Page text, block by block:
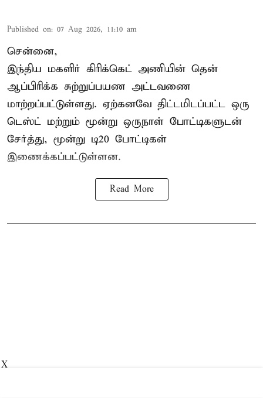
Published on: 07 Aug 2026, 11:10 am
சென்னை,
இந்திய மகளிர் கிரிக்கெட் அணியின் தென்
ஆப்பிரிக்க சுற்றுப்பயண அட்டவணை
மாற்றப்பட்டுள்ளது. ஏற்கனவே திட்டமிடப்பட்ட ஒரு
டெஸ்ட் மற்றும் மூன்று ஒருநாள் போட்டிகளுடன்
சேர்த்து, மூன்று டி20 போட்டிகள்
இணைக்கப்பட்டுள்ளன.
Read More
X